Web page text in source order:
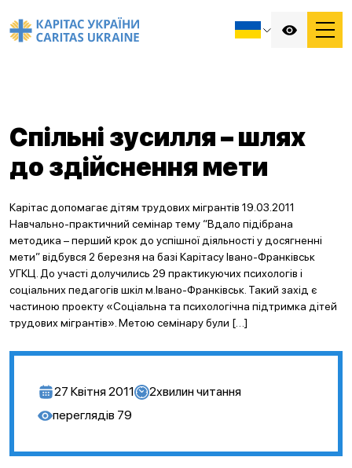
Спільні зусилля – шлях
до здійснення мети
Карітас допомагає дітям трудових мігрантів 19.03.2011
Навчально-практичний семінар тему “Вдало підібрана
методика – перший крок до успішної діяльності у досягненні
мети” відбувся 2 березня на базі Карітасу Івано-Франківськ
УГКЦ. До участі долучились 29 практикуючих психологів і
соціальних педагогів шкіл м.Івано-Франківськ. Такий захід є
частиною проекту «Соціальна та психологічна підтримка дітей
трудових мігрантів». Метою семінару були […]
27 Квітня 2011 2хвилин читання
переглядів 79